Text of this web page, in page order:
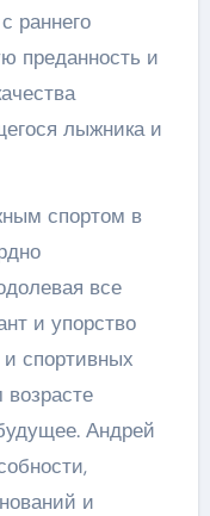
раннего
преданность и
лыжника и
спортом в
все
и упорство
спортивных
Андрей
и